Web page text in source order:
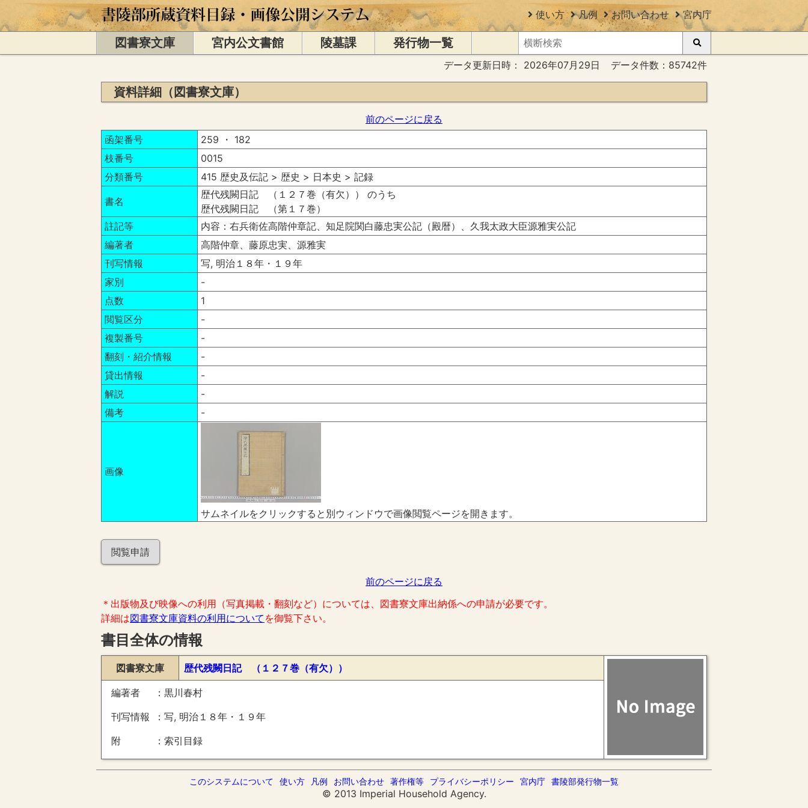
使い方 凡例 お問い合わせ 宮内庁
図書寮文庫 宮内公文書館 陵墓課 発行物一覧
データ更新日時： 2026年07月29日 データ件数：85742件
資料詳細（図書寮文庫）
前のページに戻る
函架番号
259 ・ 182
枝番号
0015
分類番号
415 歴史及伝記 > 歴史 > 日本史 > 記録
書名
歴代残闕日記 （１２７巻（有欠）） のうち
歴代残闕日記 （第１７巻）
註記等
内容：右兵衛佐高階仲章記、知足院関白藤忠実公記（殿暦）、久我太政大臣源雅実公記
編著者
高階仲章、藤原忠実、源雅実
刊写情報
写, 明治１８年・１９年
家別
-
点数
1
閲覧区分
-
複製番号
-
翻刻・紹介情報
-
貸出情報
-
解説
-
備考
-
画像
サムネイルをクリックすると別ウィンドウで画像閲覧ページを開きます。
閲覧申請
前のページに戻る
＊出版物及び映像への利用（写真掲載・翻刻など）については、図書寮文庫出納係への申請が必要です。
詳細は図書寮文庫資料の利用について を御覧下さい。
書目全体の情報
図書寮文庫 歴代残闕日記 （１２７巻（有欠））
編著者
黒川春村
刊写情報
写, 明治１８年・１９年
附
索引目録
このシステムについて 使い方 凡例 お問い合わせ 著作権等 プライバシーポリシー 宮内庁 書陵部発行物一覧
© 2013 Imperial Household Agency.